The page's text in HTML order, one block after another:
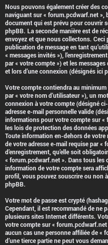
Nous pouvons également créer des
naviguant sur « forum.pcdwarf.net »,
document qui est prévu pour couvrir
phpBB. La seconde manière est de
envoyez et que nous collectons. Ceci
publication de message en tant
« messages invités »),
par « votre compte ») et les
et lors d’une connexion (désignés ici
Votre compte contiendra au
par « votre nom d’utilisateur »), un
connexion à votre compte (désigné
adresse e-mail personnelle valide
informations pour votre compte sur
les lois de protection des données
Toute information en-dehors de votre
de votre adresse e-mail requise par
d’enregistrement, qu’elle soit
« forum.pcdwarf.net ». Dans tous les
information de votre compte sera
profil, vous pouvez souscrire ou non
phpBB.
Votre mot de passe est crypté
Cependant, il est recommandé de ne
plusieurs sites Internet différents.
votre compte sur «
aucun cas une personne affiliée de «
d’une tierce partie ne peut vous